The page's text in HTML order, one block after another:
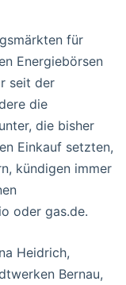
für
Energiebörsen
seit der
die
die bisher
Einkauf setzten,
kündigen immer
oder gas.de.
Heidrich,
Bernau,